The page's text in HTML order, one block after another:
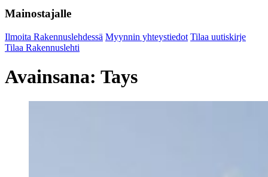
Mainostajalle
Ilmoita Rakennuslehdessä Myynnin yhteystiedot Tilaa uutiskirje
Tilaa Rakennuslehti
Avainsana: Tays